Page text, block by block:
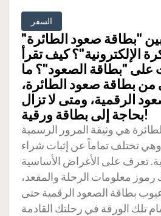
السفر
"بطاقة صعود الطائرة"
الإلكترونية"؟ كيف تقرأ
على "بطاقة الصعود"؟ ما
بطاقة صعود الطائرة،
الرقمية، ومتى لا تزال
بحاجة إلى بطاقة ورقية!
هي وثيقة المرور الرسمية
تختلف تماماً عن إثبات شراء
تعرف على الأغراض الأساسية
رموز معلومات الرحلة والمقعد،
بطاقة الصعود الرقمية حتى